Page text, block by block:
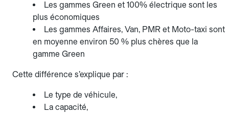
Les gammes Green et 100% électrique sont les
plus économiques
Les gammes Affaires, Van, PMR et Moto-taxi sont
en moyenne environ 50 % plus chères que la
gamme Green
Cette différence s’explique par :
Le type de véhicule,
La capacité,